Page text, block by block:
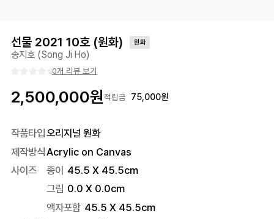
선물 2021 10호 (원화) 원화
송지호 (Song Ji Ho)
0개 리뷰 보기
2,500,000원적립금 75,000원
작품타입오리지널 원화
제작방식Acrylic on Canvas
사이즈
종이 45.5 X 45.5cm
그림 0.0 X 0.0cm
액자포함 45.5 X 45.5cm